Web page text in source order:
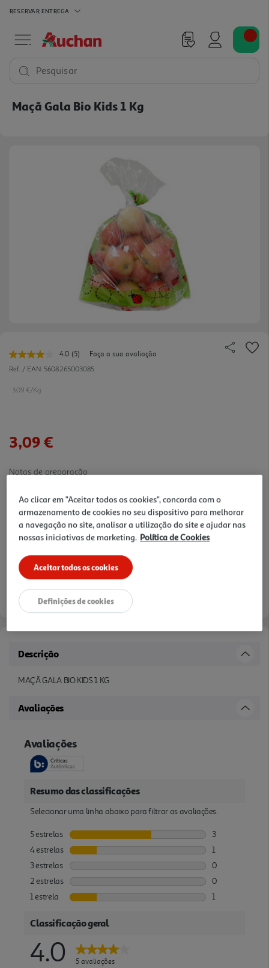
RESERVAR ENTREGA
Pesquisar
Maçã Gala Bio Kids 1 Kg
4.0 Leu
5
(5)
Faça a sua avaliação
Ref. / EAN: 5608265003085
3.09 €/Kg
3,09 €
Notas de preparação
Descrição
MAÇÃ GALA BIO KIDS 1 KG
Avaliações
Ao clicar em "Aceitar todos os cookies", concorda com o
armazenamento de cookies no seu dispositivo para melhorar
a navegação no site, analisar a utilização do site e ajudar nas
nossas iniciativas de marketing. Política de Cookies
Aceitar todos os cookies
Definições de cookies